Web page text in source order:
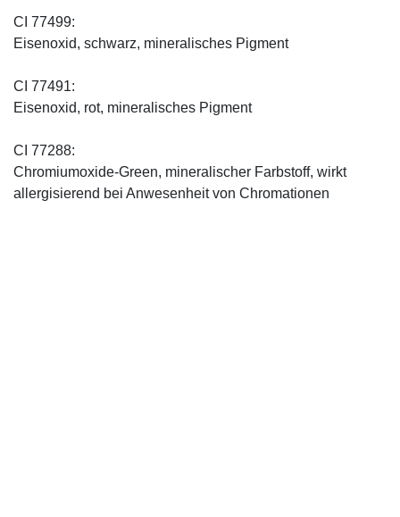
CI 77499:
Eisenoxid, schwarz, mineralisches Pigment
CI 77491:
Eisenoxid, rot, mineralisches Pigment
CI 77288:
Chromiumoxide-Green, mineralischer ­Farbstoff, wirkt
allergisierend bei Anwesenheit von Chromationen